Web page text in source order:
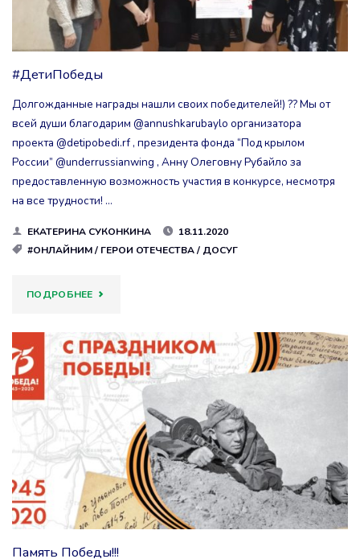
«ИВАНОВО
–
ГОРОД
ТРУДОВОЙ
ДОБЛЕСТИ»"
#ДетиПобеды
Долгожданные награды нашли своих победителей!) ?? Мы от
всей души благодарим @annushkarubaylo организатора
проекта @detipobedi.rf , президента фонда “Под крылом
России” @underrussianwing , Анну Олеговну Рубайло за
предоставленную возможность участия в конкурсе, несмотря
на все трудности! …
ЕКАТЕРИНА СУКОНКИНА
18.11.2020
#ОНЛАЙНИМ/ ГЕРОИ ОТЕЧЕСТВА/ ДОСУГ
ПОДРОБНЕЕ"#ДЕТИПОБЕДЫ"
Память Победы!!!